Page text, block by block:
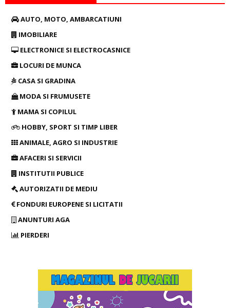
AUTO, MOTO, AMBARCATIUNI
IMOBILIARE
ELECTRONICE SI ELECTROCASNICE
LOCURI DE MUNCA
CASA SI GRADINA
MODA SI FRUMUSETE
MAMA SI COPILUL
HOBBY, SPORT SI TIMP LIBER
ANIMALE, AGRO SI INDUSTRIE
AFACERI SI SERVICII
INSTITUTII PUBLICE
AUTORIZATII DE MEDIU
FONDURI EUROPENE SI LICITATII
ANUNTURI AGA
PIERDERI